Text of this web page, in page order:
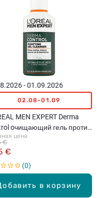
в корзину
- 01.09.2026
02.08-01.09
MEN EXPERT Derma
oчищающий гель против
кожи, 260мл
цена
€
€
0